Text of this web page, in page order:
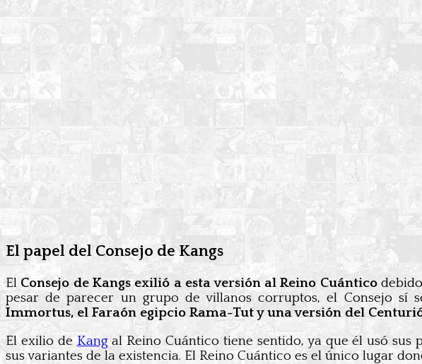
El papel del Consejo de Kangs
El Consejo de Kangs exilió a esta versión al Reino Cuánticodebido
pesar de parecer un grupo de villanos corruptos, el Consejo sí
Immortus, el Faraón egipcio Rama-Tut y una versión del
El exilio de Kangal Reino Cuántico tiene sentido, ya que él usó
sus variantes de la existencia. El Reino Cuántico es el único lugar